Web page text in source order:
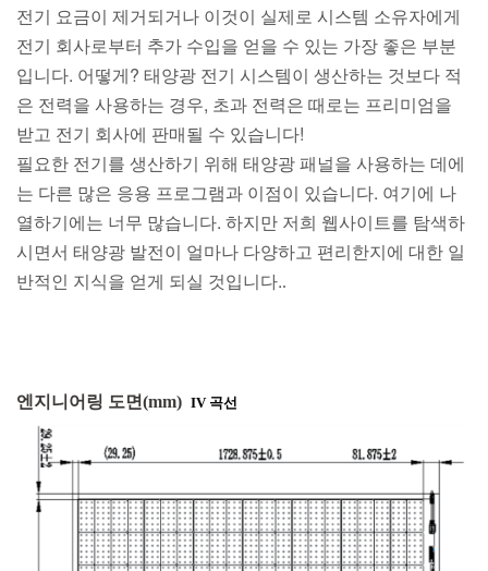
전기 요금이 제거되거나 이것이 실제로 시스템 소유자에게
전기 회사로부터 추가 수입을 얻을 수 있는 가장 좋은 부분
입니다. 어떻게? 태양광 전기 시스템이 생산하는 것보다 적
은 전력을 사용하는 경우, 초과 전력은 때로는 프리미엄을
받고 전기 회사에 판매될 수 있습니다!
필요한 전기를 생산하기 위해 태양광 패널을 사용하는 데에
는 다른 많은 응용 프로그램과 이점이 있습니다. 여기에 나
열하기에는 너무 많습니다. 하지만 저희 웹사이트를 탐색하
시면서 태양광 발전이 얼마나 다양하고 편리한지에 대한 일
반적인 지식을 얻게 되실 것입니다..
엔지니어링 도면(mm) IV 곡선